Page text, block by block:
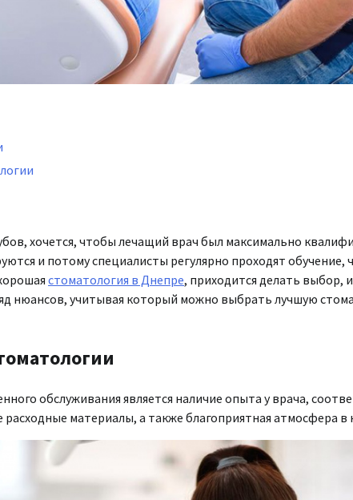
хочется, чтобы лечащий врач был максимально
и потому специалисты регулярно проходят
стоматология в Днепре, приходится делать выбор,
нюансов, учитывая который можно выбрать лучшую
обслуживания является наличие опыта у врача,
материалы, а также благоприятная атмосфера в